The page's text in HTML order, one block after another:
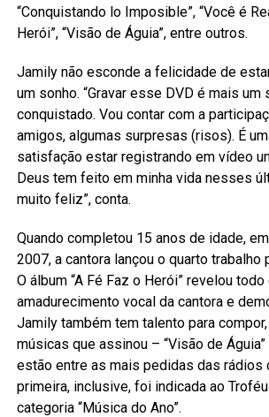
“Conquistando lo Imposible”, “Você é
Herói”, “Visão de Águia”, entre outros.
Jamily não esconde a felicidade de
um sonho. “Gravar esse DVD é mais um
conquistado. Vou contar com a
amigos, algumas surpresas (risos). É
satisfação estar registrando em vídeo
Deus tem feito em minha vida nesses
muito feliz”, conta.
Quando completou 15 anos de idade,
2007, a cantora lançou o quarto trabalho
O álbum “A Fé Faz o Herói” revelou todo
amadurecimento vocal da cantora e
Jamily também tem talento para
músicas que assinou – “Visão de Águia”
estão entre as mais pedidas das rádios
primeira, inclusive, foi indicada ao
categoria “Música do Ano”.